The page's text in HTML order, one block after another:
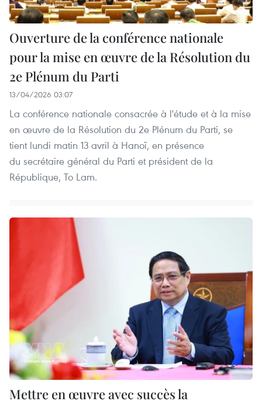
Ouverture de la conférence nationale
pour la mise en œuvre de la Résolution du
2e Plénum du Parti
13/04/2026 03:07
La conférence nationale consacrée à l'étude et à la mise
en œuvre de la Résolution du 2e Plénum du Parti, se
tient lundi matin 13 avril à Hanoï, en présence
du secrétaire général du Parti et président de la
République, To Lam.
Mettre en œuvre avec succès la